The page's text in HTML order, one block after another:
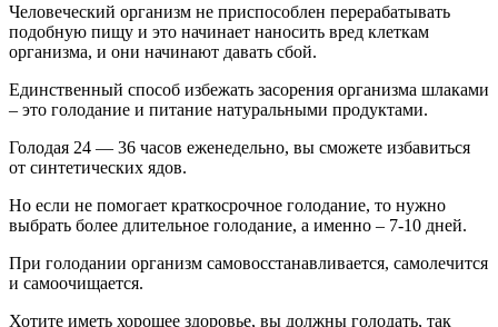
Человеческий организм не приспособлен перерабатывать
подобную пищу и это начинает наносить вред клеткам
организма, и они начинают давать сбой.
Единственный способ избежать засорения организма шлаками
– это голодание и питание натуральными продуктами.
Голодая 24 — 36 часов еженедельно, вы сможете избавиться
от синтетических ядов.
Но если не помогает краткосрочное голодание, то нужно
выбрать более длительное голодание, а именно – 7-10 дней.
При голодании организм самовосстанавливается, самолечится
и самоочищается.
Хотите иметь хорошее здоровье, вы должны голодать, так